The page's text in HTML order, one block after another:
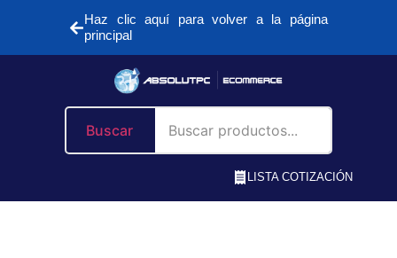
Haz clic aquí para volver a la página
principal
Buscar
LISTA COTIZACIÓN